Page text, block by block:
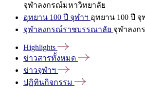
จุฬาลงกรณ์มหาวิทยาลัย
อุทยาน 100 ปี จุฬาฯ อุทยาน 100 ปี จุ
จุฬาลงกรณ์ราชบรรณาลัย จุฬาลงก
Highlights
ข่าวสารทั้งหมด
ข่าวจุฬาฯ
ปฏิทินกิจกรรม